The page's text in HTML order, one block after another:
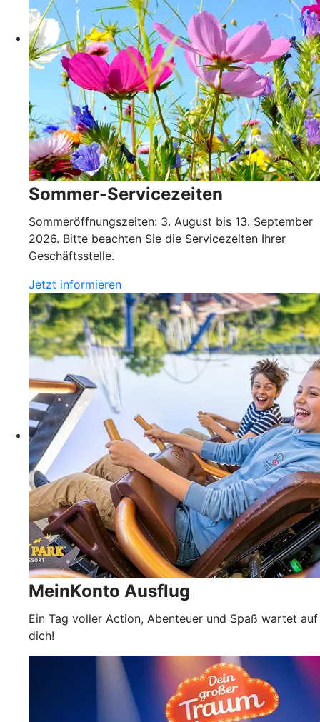
Sommer-Servicezeiten
Sommeröffnungszeiten: 3. August bis 13. September
2026. Bitte beachten Sie die Servicezeiten Ihrer
Geschäftsstelle.
Jetzt informieren
MeinKonto Ausflug
Ein Tag voller Action, Abenteuer und Spaß wartet auf
dich!